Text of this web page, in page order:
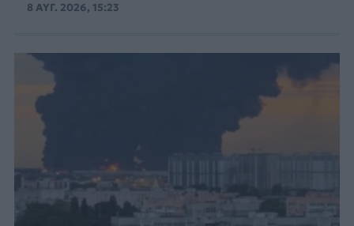
8 ΑΥΓ. 2026, 15:23